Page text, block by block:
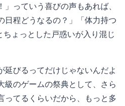
」っていう喜びの声もあれば、
日程どうなるの？」「体力持つ
ょっとした戸惑いが入り混じ
延びるってだけじゃないんだよ
級のゲームの祭典として、さら
ってるくらいだから、もっと多